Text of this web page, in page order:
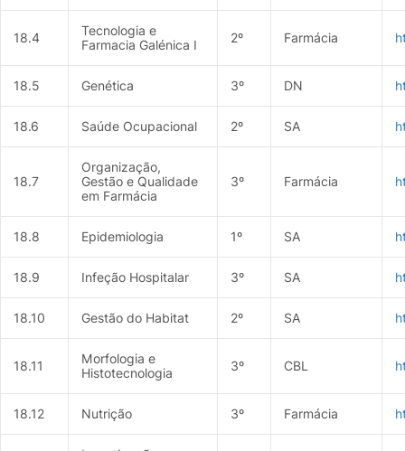
18.4
Tecnologia e
Farmacia Galénica I
2º Farmácia
18.5 Genética 3º DN
18.6 Saúde Ocupacional 2º SA
18.7
Organização,
Gestão e Qualidade
em Farmácia
3º Farmácia
18.8 Epidemiologia 1º SA
18.9 Infeção Hospitalar 3º SA
18.10 Gestão do Habitat 2º SA
18.11
Morfologia e
Histotecnologia
3º CBL
18.12 Nutrição 3º Farmácia